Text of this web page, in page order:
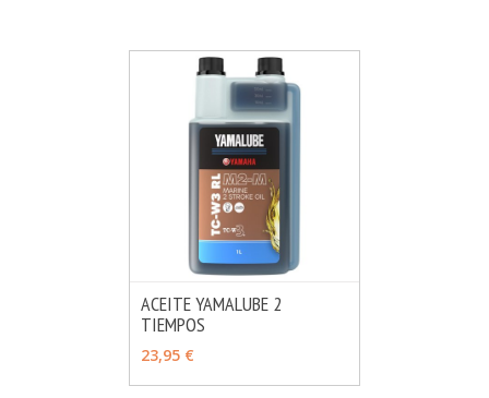
VER OPCIONES
ACEITE YAMALUBE 2
TIEMPOS
23,95 €